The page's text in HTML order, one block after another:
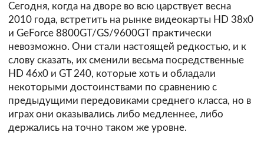
Сегодня, когда на дворе во всю царствует весна
2010 года, встретить на рынке видеокарты HD 38х0
и GeForce 8800GT/GS/9600GT практически
невозможно. Они стали настоящей редкостью, и к
слову сказать, их сменили весьма посредственные
HD 46х0 и GT 240, которые хоть и обладали
некоторыми достоинствами по сравнению с
предыдущими передовиками среднего класса, но в
играх они оказывались либо медленнее, либо
держались на точно таком же уровне.